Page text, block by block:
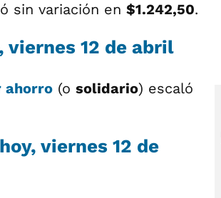
sin variación en $1.242,50.
12 de abril
ahorro (o solidario) escaló
viernes 12 de